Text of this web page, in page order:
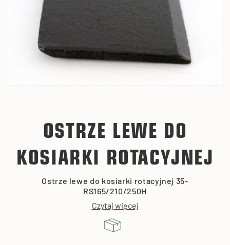
OSTRZE LEWE DO
KOSIARKI ROTACYJNEJ
Ostrze lewe do kosiarki rotacyjnej 35-
RS165/210/250H
Czytaj więcej